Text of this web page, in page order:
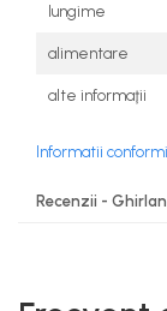
lungime
alimentare
alte informaţii
Informatii
Recenzii -